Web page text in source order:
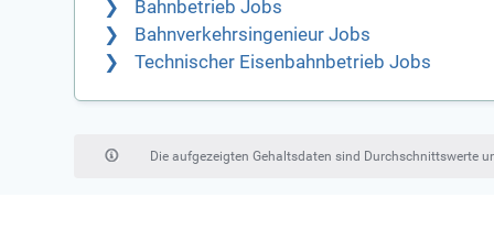
Bahnbetrieb Jobs
Bahnverkehrsingenieur Jobs
Technischer Eisenbahnbetrieb Jobs
Die aufgezeigten Gehaltsdaten sind Durchschnittswerte